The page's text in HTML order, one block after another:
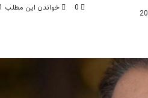
0 خواندن این مطلب 1 دقیقه زمان میبرد